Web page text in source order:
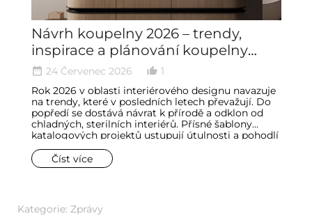
Návrh koupelny 2026 – trendy,
inspirace a plánování koupelny
krok za krokem
date_range 24 Červenec 2026 thumb_up_alt 1
Rok 2026 v oblasti interiérového designu navazuje
na trendy, které v posledních letech převažují. Do
popředí se dostává návrat k přírodě a odklon od
chladných, sterilních interiérů. Přísné šablony
katalogových projektů ustupují útulnosti a pohodlí
důležité. Koupelny ostatně přestaly být vnímány
jako čistě funkční místnosti a proměnily se v zóny
Číst více
Kategorie: Zprávy